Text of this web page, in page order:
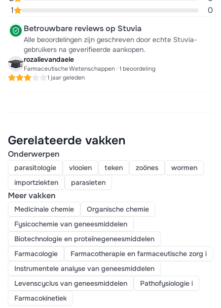
rozalievandaele
Farmaceutische Wetenschappen · 1 beoordeling
1 jaar geleden
1
0
Betrouwbare reviews op Stuvia
Alle beoordelingen zijn geschreven door echte Stuvia-
gebruikers na geverifieerde aankopen.
Gerelateerde vakken
Onderwerpen
parasitologie vlooien teken zoönes
wormen
importziekten
parasieten
Meer vakken
Medicinale chemie
Organische chemie
Fysicochemie van geneesmiddelen
Biotechnologie en proteïnegeneesmiddelen
Farmacologie
Farmacotherapie en farmaceutische zorg i
Instrumentele analyse van geneesmiddelen
Levenscyclus van geneesmiddelen
Pathofysiologie i
Farmacokinetiek